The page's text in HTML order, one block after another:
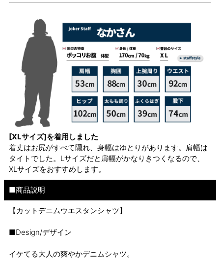
[XLサイズ]を着用しました
着丈はお尻がすべて隠れ、身幅はゆとりがあります。肩幅は
タイトでした。Lサイズだと肩幅がかなりきつくなるので、
XLサイズをおすすめします。
■商品説明
【カットデニムウエスタンシャツ】
■Design/デザイン
イケてる大人の爽やかデニムシャツ。